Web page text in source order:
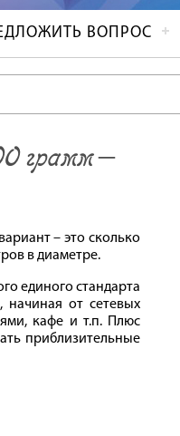
ВОПРОС
грамм –
– это сколько
в диаметре.
единого стандарта
начиная от сетевых
кафе и т.п. Плюс
приблизительные